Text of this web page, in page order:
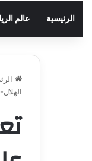
الرئيسية عالم